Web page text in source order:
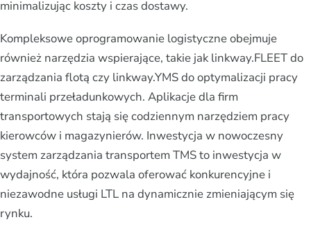
minimalizując koszty i czas dostawy.
Kompleksowe oprogramowanie logistyczne obejmuje
również narzędzia wspierające, takie jak linkway.FLEET do
zarządzania flotą czy linkway.YMS do optymalizacji pracy
terminali przeładunkowych. Aplikacje dla firm
transportowych stają się codziennym narzędziem pracy
kierowców i magazynierów. Inwestycja w nowoczesny
system zarządzania transportem TMS to inwestycja w
wydajność, która pozwala oferować konkurencyjne i
niezawodne usługi LTL na dynamicznie zmieniającym się
rynku.